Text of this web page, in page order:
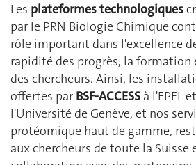
Les plateformes technologiques
par le PRN Biologie Chimique
rôle important dans l'excellence
rapidité des progrès, la formation
des chercheurs. Ainsi, les
offertes par BSF-ACCESS à l'EPFL et
l'Université de Genève, et nos
protéomique haut de gamme,
aux chercheurs de toute la Suisse